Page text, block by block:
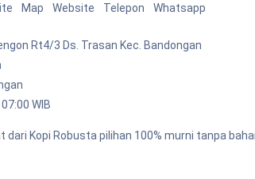
Map Website Telepon Whatsapp
Rt4/3 Ds. Trasan Kec. Bandongan
WIB
dari Kopi Robusta pilihan 100% murni tanpa